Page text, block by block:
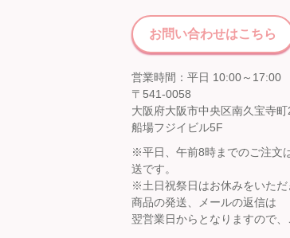
お問い合わせはこちら
営業時間：平日 10:00～17:00
〒541-0058
大阪府大阪市中央区南久宝寺
船場フジイビル5F
※平日、午前8時までのご注文
送です。
※土日祝祭日はお休みをいただ
商品の発送、メールの返信は
翌営業日からとなりますので、